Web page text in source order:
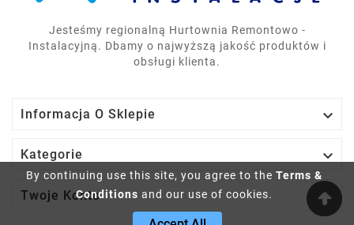
By continuing use this site, you agree to the Terms &
Conditions and our use of cookies.
Jesteśmy regionalną Hurtownia Remontowo -
Instalacyjną. Dbamy o najwyższą jakość produktów i
obsługi klienta.
Informacja O Sklepie 
Kategorie 
Twoje Konto 